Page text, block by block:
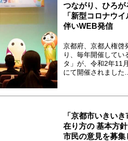
つながり、ひろが
「新型コロナウ
伴いWEB発信
京都府、京都人権啓
り、毎年開催して
タ」が、令和2年11
にて開催されました
「京都市いきい
在り方の 基本方
市民の意見を募集